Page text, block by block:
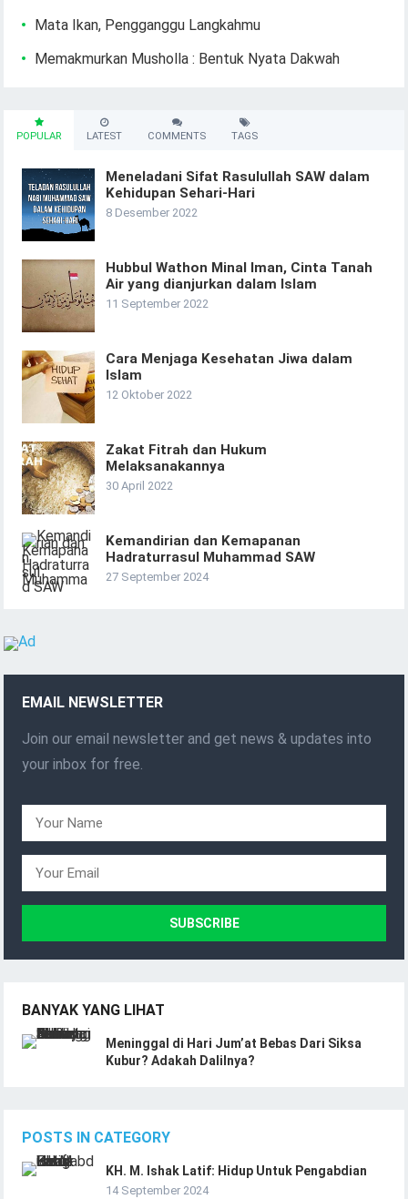
Mata Ikan, Pengganggu Langkahmu
Memakmurkan Musholla : Bentuk Nyata Dakwah
POPULAR LATEST COMMENTS TAGS
Meneladani Sifat Rasulullah SAW dalam
Kehidupan Sehari-Hari
8 Desember 2022
Hubbul Wathon Minal Iman, Cinta Tanah
Air yang dianjurkan dalam Islam
11 September 2022
Cara Menjaga Kesehatan Jiwa dalam
Islam
12 Oktober 2022
Zakat Fitrah dan Hukum
Melaksanakannya
30 April 2022
Kemandirian dan Kemapanan
Hadraturrasul Muhammad SAW
27 September 2024
EMAIL NEWSLETTER
Join our email newsletter and get news & updates into
your inbox for free.
BANYAK YANG LIHAT
Meninggal di Hari Jum’at Bebas Dari Siksa
Kubur? Adakah Dalilnya?
POSTS IN CATEGORY
KH. M. Ishak Latif: Hidup Untuk Pengabdian
14 September 2024